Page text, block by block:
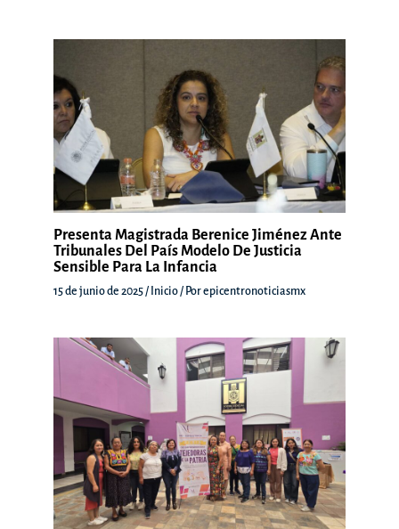
Presenta Magistrada Berenice Jiménez Ante
Tribunales Del País Modelo De Justicia
Sensible Para La Infancia
15 de junio de 2025/ Inicio/ Porepicentronoticiasmx